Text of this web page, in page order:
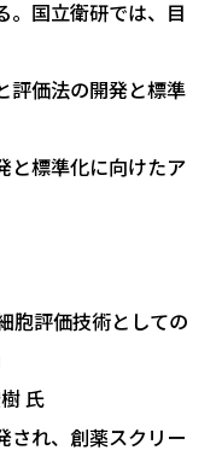
。国立衛研では、目
評価法の開発と標準
と標準化に向けたア
胞評価技術としての
氏
され、創薬スクリー